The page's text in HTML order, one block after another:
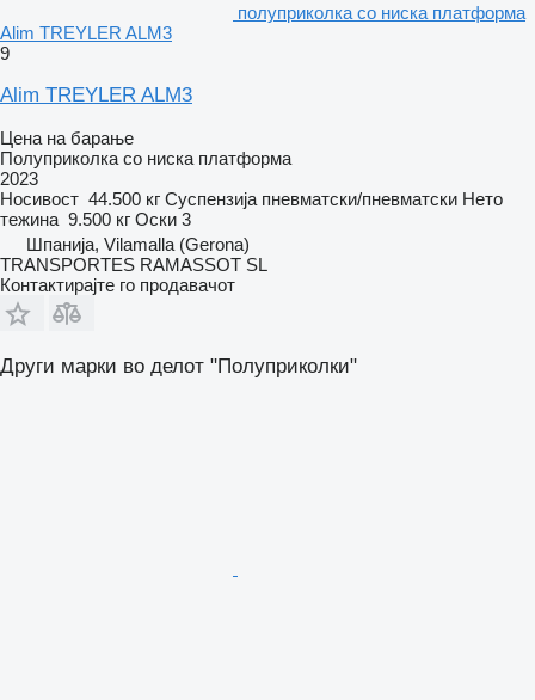
полуприколка со ниска платформа
Alim TREYLER ALM3
9
Alim TREYLER ALM3
Цена на барање
Полуприколка со ниска платформа
2023
Носивост 44.500 кг Суспензија пневматски/пневматски Нето
тежина 9.500 кг Оски 3
Шпанија, Vilamalla (Gerona)
TRANSPORTES RAMASSOT SL
Контактирајте го продавачот
Други марки во делот "Полуприколки"